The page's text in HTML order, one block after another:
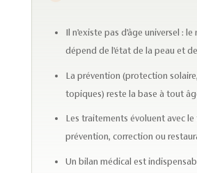
Il n’existe pas d’âge universel :
dépend de l’état de la peau et
La prévention (protection
topiques) reste la base à tout
Les traitements évoluent avec le
prévention, correction ou
Un bilan médical est